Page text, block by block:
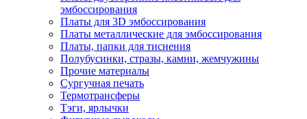
эмбоссирования
Платы для 3D эмбоссирования
Платы металлические для эмбоссирования
Платы, папки для тиснения
Полубусинки, стразы, камни, жемчужины
Прочие материалы
Сургучная печать
Термотрансферы
Тэги, ярлычки